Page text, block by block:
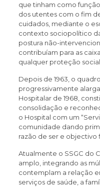
que tinham como
dos utentes com o fim
cuidados, mediante o
contexto sociopolítico
postura não-
contribuíam para as
qualquer proteção
Depois de 1963, o
progressivamente
Hospitalar de 1968,
consolidação e
o Hospital com um
comunidade dando
razão de ser e objectivo
Atualmente o SSGC do
amplo, integrando as
contemplam a relação
serviços de saúde, a